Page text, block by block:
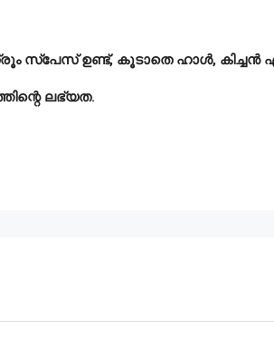
സ്പേസ് ഉണ്ട്, കൂടാതെ ഹാൾ, കിച്ചൻ
ലഭ്യത.